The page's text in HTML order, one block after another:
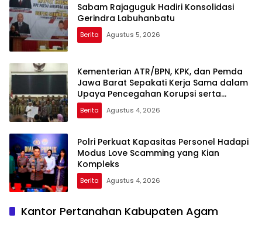
Sabam Rajaguguk Hadiri Konsolidasi
Gerindra Labuhanbatu
Berita Agustus 5, 2026
Kementerian ATR/BPN, KPK, dan Pemda
Jawa Barat Sepakati Kerja Sama dalam
Upaya Pencegahan Korupsi serta
Penguatan Ekonomi Daerah
Berita Agustus 4, 2026
Polri Perkuat Kapasitas Personel Hadapi
Modus Love Scamming yang Kian
Kompleks
Berita Agustus 4, 2026
Kantor Pertanahan Kabupaten Agam